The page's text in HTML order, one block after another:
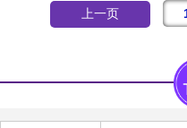
1.3mm
器，5032
可靠性
设备晶振
电子晶
上一页